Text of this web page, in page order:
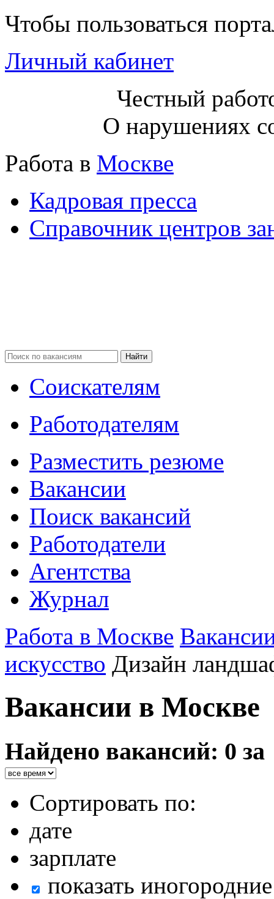
Чтобы пользоваться
Личный кабинет
Честный
О нарушениях
Работа в Москве
Кадровая пресса
Справочник центров
Соискателям
Работодателям
Разместить резюме
Вакансии
Поиск вакансий
Работодатели
Агентства
Журнал
Работа в Москве
искусство Дизайн
Вакансии в Москве
Найдено вакансий: 0 за
Сортировать по:
дате
зарплате
показать